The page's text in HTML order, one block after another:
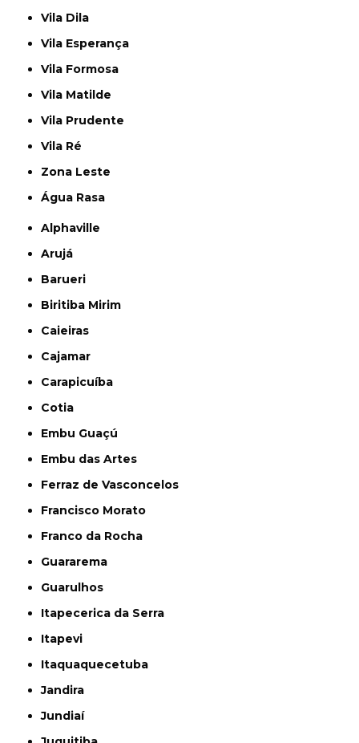
Vila Dila
Vila Esperança
Vila Formosa
Vila Matilde
Vila Prudente
Vila Ré
Zona Leste
Água Rasa
Alphaville
Arujá
Barueri
Biritiba Mirim
Caieiras
Cajamar
Carapicuíba
Cotia
Embu Guaçú
Embu das Artes
Ferraz de Vasconcelos
Francisco Morato
Franco da Rocha
Guararema
Guarulhos
Itapecerica da Serra
Itapevi
Itaquaquecetuba
Jandira
Jundiaí